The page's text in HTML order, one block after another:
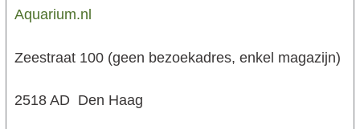
Aquarium.nl
Zeestraat 100 (geen bezoekadres, enkel magazijn)
2518 AD Den Haag